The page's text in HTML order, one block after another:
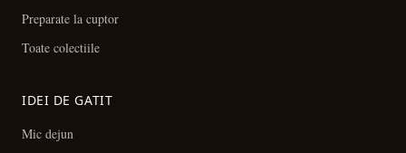
Preparate la cuptor
Toate colectiile
IDEI DE GATIT
Mic dejun